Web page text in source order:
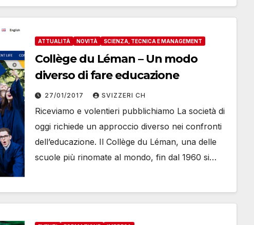
ATTUALITÀ NOVITÀ SCIENZA, TECNICA E MANAGEMENT
Collège du Léman – Un modo
diverso di fare educazione
27/01/2017 SVIZZERI CH
Riceviamo e volentieri pubblichiamo La società di
oggi richiede un approccio diverso nei confronti
dell’educazione. Il Collège du Léman, una delle
scuole più rinomate al mondo, fin dal 1960 si…